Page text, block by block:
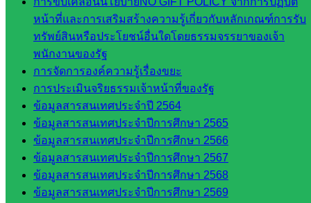
หน้าที่และการเสริมสร้างความรู้เกี่ยวกับหลักเกณฑ์การรับ
ทรัพย์สินหรือประโยชน์อื่นใดโดยธรรมจรรยาของเจ้า
พนักงานของรัฐ
การจัดการองค์ความรู้เรื่องขยะ
การประเมินจริยธรรมเจ้าหน้าที่ของรัฐ
ข้อมูลสารสนเทศประจำปี 2564
ข้อมูลสารสนเทศประจำปีการศึกษา 2565
ข้อมูลสารสนเทศประจำปีการศึกษา 2566
ข้อมูลสารสนเทศประจำปีการศึกษา 2567
ข้อมูลสารสนเทศประจำปีการศึกษา 2568
ข้อมูลสารสนเทศประจำปีการศึกษา 2569
งาน
บุคคล
กลุ่ม
พัฒนาครู
และบุ
คลากรฯ
กลุ่มนิ
เทศ
ติดตาม
และประ
เมินผลฯ